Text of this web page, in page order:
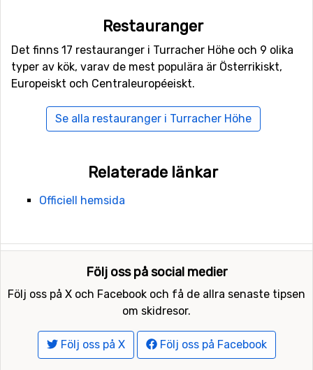
därmed kort och kostnaden normalt sett lägre än då
avståndet är långt. Andra alternativa flygplatser som är
möjliga att flyga till är
Brnik , Ljubljana (88 kilometers
avstånd), samt
Wolfgang A Mozart
kilometer från skidorten).
Skidorter i närheten av Turracher Höhe
(13 kilometers avstånd),Gerlitzen
kilometers avstånd).
Restauranger
Det finns 17 restauranger i Turracher Höhe och 9 olika
typer av kök, varav de mest populära är Österrikiskt,
Europeiskt och Centraleuropéeiskt.
Se alla restauranger i Turracher Höhe
Relaterade länkar
Officiell hemsida
Följ oss på social medier
Följ oss på X och Facebook och få de allra senaste tipsen
om skidresor.
Följ oss på X Följ oss på Facebook